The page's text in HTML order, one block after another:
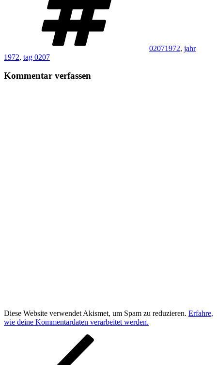
02071972, jahr
1972, tag 0207
Kommentar verfassen
Diese Website verwendet Akismet, um Spam zu reduzieren. Erfahre,
wie deine Kommentardaten verarbeitet werden.
Beitragsnavigation